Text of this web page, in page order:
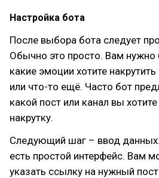
Настройка бота
После выбора бота следует
Обычно это просто. Вам нужно
какие эмоции хотите
или что-то ещё. Часто бот
какой пост или канал вы
накрутку.
Следующий шаг – ввод
есть простой интерфейс. Вам
указать ссылку на нужный